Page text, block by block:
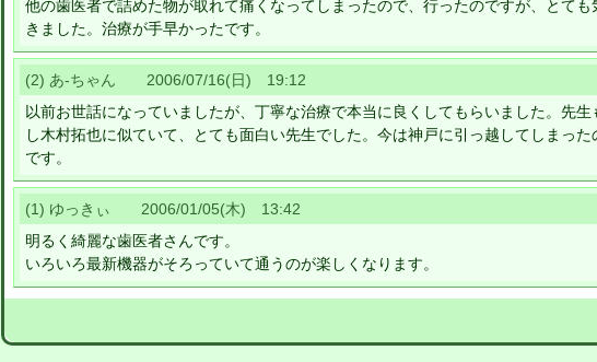
他の歯医者で詰めた物が取れて痛くなってしまったので、行ったのですが、とて
きました。治療が手早かったです。
(2) あ-ちゃん 2006/07/16(日) 19:12
以前お世話になっていましたが、丁寧な治療で本当に良くしてもらいました。先
し木村拓也に似ていて、とても面白い先生でした。今は神戸に引っ越してしまっ
です。
(1) ゆっきぃ 2006/01/05(木) 13:42
明るく綺麗な歯医者さんです。
いろいろ最新機器がそろっていて通うのが楽しくなります。